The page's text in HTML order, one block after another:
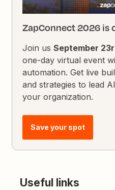
ZapConnect 2026 is
Join usSeptember
one-day virtual event
automation. Get live
and strategies to lead
your organization.
Save your spot
Useful links